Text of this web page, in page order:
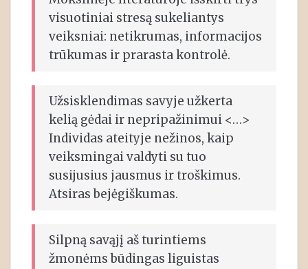
visuotiniai stresą sukeliantys
veiksniai: netikrumas, informacijos
trūkumas ir prarasta kontrolė.
Užsisklendimas savyje užkerta
kelią gėdai ir nepripažinimui <…>
Individas ateityje nežinos, kaip
veiksmingai valdyti su tuo
susijusius jausmus ir troškimus.
Atsiras bejėgiškumas.
Silpną savąjį aš turintiems
žmonėms būdingas liguistas